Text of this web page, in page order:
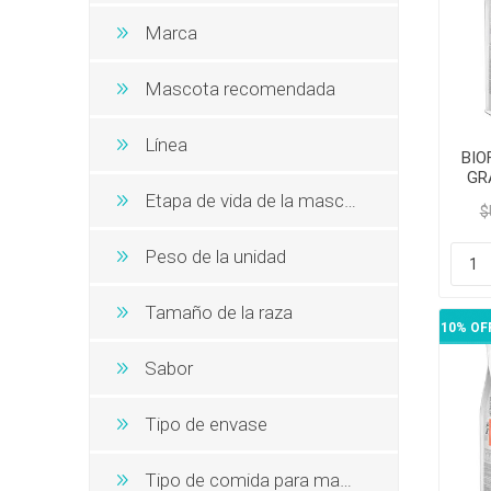
MV
Dietas
Dietas
10%
Marca
Mascota recomendada
Línea
Etapa de vida de la mascota
Peso de la unidad
Tamaño de la raza
Sabor
Tipo de envase
Tipo de comida para mascotas